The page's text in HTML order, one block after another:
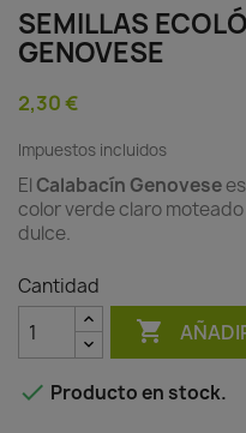
SEMILLAS
GENOVESE
2,30 €
Impuestos incluidos
El Calabacín Genovese
color verde claro
dulce.
Cantidad

 Producto en stock.